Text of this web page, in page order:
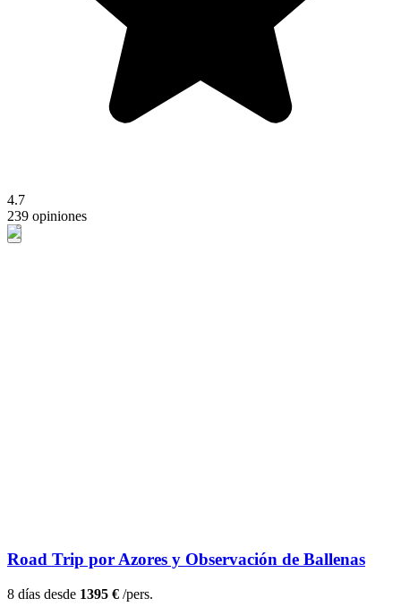
4.7
239 opiniones
Road Trip por Azores y Observación de Ballenas
8 días desde 1395 € /pers.